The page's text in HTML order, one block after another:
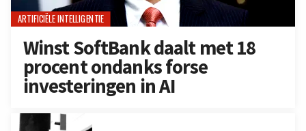
ARTIFICIËLE INTELLIGENTIE
Winst SoftBank daalt met 18
procent ondanks forse
investeringen in AI